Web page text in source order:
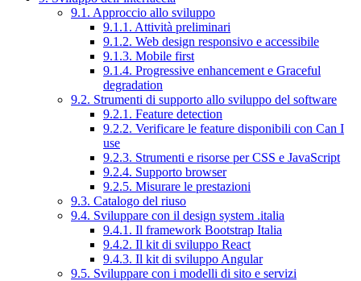
9.1. Approccio allo sviluppo
9.1.1. Attività preliminari
9.1.2. Web design responsivo e accessibile
9.1.3. Mobile first
9.1.4. Progressive enhancement e Graceful
degradation
9.2. Strumenti di supporto allo sviluppo del software
9.2.1. Feature detection
9.2.2. Verificare le feature disponibili con Can I
use
9.2.3. Strumenti e risorse per CSS e JavaScript
9.2.4. Supporto browser
9.2.5. Misurare le prestazioni
9.3. Catalogo del riuso
9.4. Sviluppare con il design system .italia
9.4.1. Il framework Bootstrap Italia
9.4.2. Il kit di sviluppo React
9.4.3. Il kit di sviluppo Angular
9.5. Sviluppare con i modelli di sito e servizi